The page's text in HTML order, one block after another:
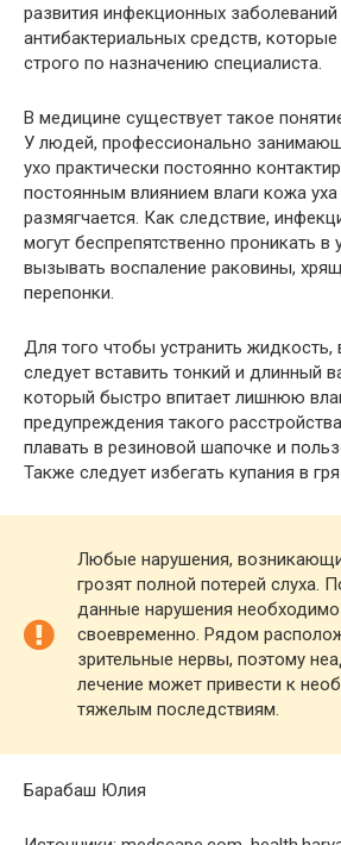
развития инфекционных заболеваний
антибактериальных средств,
строго по назначению специалиста.
В медицине существует такое
У людей, профессионально
ухо практически постоянно
постоянным влиянием влаги кожа уха
размягчается. Как следствие,
могут беспрепятственно проникать
вызывать воспаление раковины,
перепонки.
Для того чтобы устранить жидкость,
следует вставить тонкий и длинный
который быстро впитает лишнюю
предупреждения такого
плавать в резиновой шапочке и
Также следует избегать купания в
Любые нарушения,
грозят полной потерей слуха.
данные нарушения
своевременно. Рядом
зрительные нервы, поэтому
лечение может привести к
тяжелым последствиям.
Барабаш Юлия